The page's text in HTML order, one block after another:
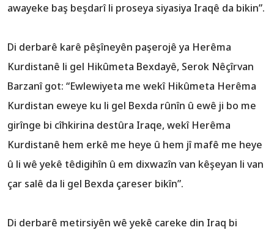
awayeke baş beşdarî li proseya siyasiya Iraqê da bikin”.
Di derbarê karê pêşîneyên paşerojê ya Herêma
Kurdistanê li gel Hikûmeta Bexdayê, Serok Nêçîrvan
Barzanî got: “Ewlewiyeta me wekî Hikûmeta Herêma
Kurdistan eweye ku li gel Bexda rûnîn û ewê ji bo me
girînge bi cîhkirina destûra Iraqe, wekî Herêma
Kurdistanê hem erkê me heye û hem jî mafê me heye
û li wê yekê têdigihîn û em dixwazîn van kêşeyan li van
çar salê da li gel Bexda çareser bikîn”.
Di derbarê metirsiyên wê yekê careke din Iraq bi